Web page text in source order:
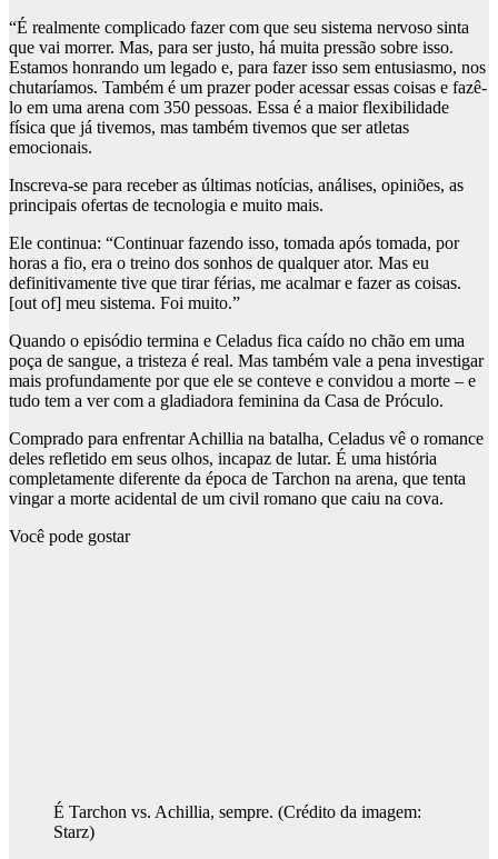
“É realmente complicado fazer com que seu sistema nervoso sinta
que vai morrer. Mas, para ser justo, há muita pressão sobre isso.
Estamos honrando um legado e, para fazer isso sem entusiasmo, nos
chutaríamos. Também é um prazer poder acessar essas coisas e fazê-
lo em uma arena com 350 pessoas. Essa é a maior flexibilidade
física que já tivemos, mas também tivemos que ser atletas
emocionais.
Inscreva-se para receber as últimas notícias, análises, opiniões, as
principais ofertas de tecnologia e muito mais.
Ele continua: “Continuar fazendo isso, tomada após tomada, por
horas a fio, era o treino dos sonhos de qualquer ator. Mas eu
definitivamente tive que tirar férias, me acalmar e fazer as coisas.
[out of] meu sistema. Foi muito.”
Quando o episódio termina e Celadus fica caído no chão em uma
poça de sangue, a tristeza é real. Mas também vale a pena investigar
mais profundamente por que ele se conteve e convidou a morte – e
tudo tem a ver com a gladiadora feminina da Casa de Próculo.
Comprado para enfrentar Achillia na batalha, Celadus vê o romance
deles refletido em seus olhos, incapaz de lutar. É uma história
completamente diferente da época de Tarchon na arena, que tenta
vingar a morte acidental de um civil romano que caiu na cova.
Você pode gostar
É Tarchon vs. Achillia, sempre. (Crédito da imagem:
Starz)